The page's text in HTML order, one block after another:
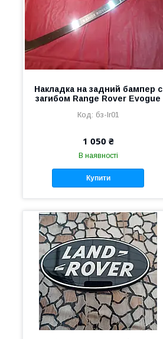
Накладка на задний бампер с
загибом Range Rover Evogue
бз-lr01
1 050 ₴
В наявності
Купити